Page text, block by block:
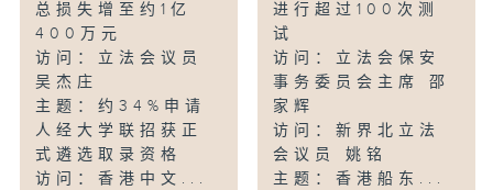
总损失增至约1亿
400万元
访问：立法会议员
吴杰庄
主题：约34%申请
人经大学联招获正
式遴选取录资格
访问：香港中文...
进行超过100次测
试
访问：立法会保安
事务委员会主席 邵
家辉
访问：新界北立法
会议员 姚铭
主题：香港船东...